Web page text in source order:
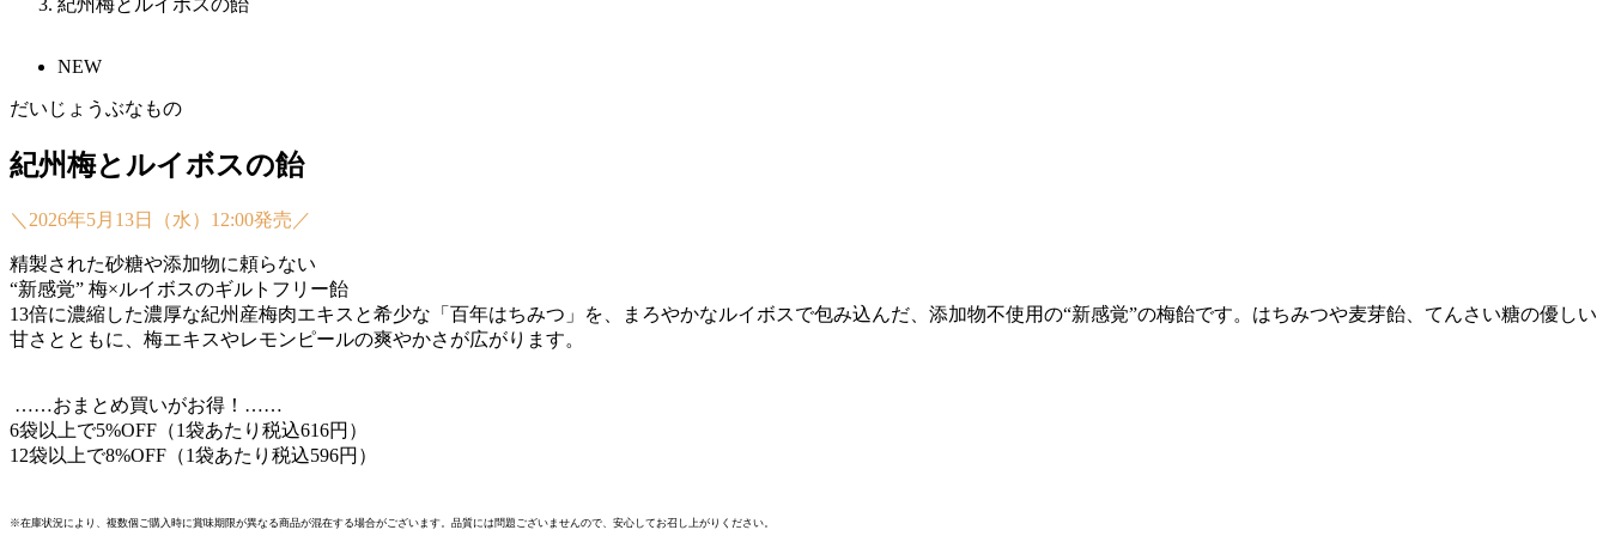
NEW
だいじょうぶなもの
紀州梅とルイボスの飴
＼2026年5月13日（水）12:00発売／
精製された砂糖や添加物に頼らない
“新感覚” 梅×ルイボスのギルトフリー飴
13倍に濃縮した濃厚な紀州産梅肉エキスと希少な「百年はちみつ」を、まろやかなルイボスで包み込んだ、添加物不使用の“新感覚”の梅飴です。はちみつや麦芽飴、てんさい糖の優しい
甘さとともに、梅エキスやレモンピールの爽やかさが広がります。
……おまとめ買いがお得！……
6袋以上で5%OFF（1袋あたり税込616円）
12袋以上で8%OFF（1袋あたり税込596円）
※在庫状況により、複数個ご購入時に賞味期限が異なる商品が混在する場合がございます。品質には問題ございませんので、安心してお召し上がりください。